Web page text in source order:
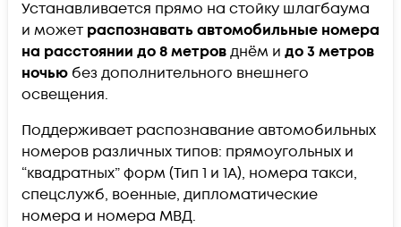
Устанавливается прямо на стойку шлагбаума
и может распознавать автомобильные номера
на расстоянии до 8 метровднём и до 3 метров
ночью без дополнительного внешнего
освещения.
Поддерживает распознавание автомобильных
номеров различных типов: прямоугольных и
“квадратных” форм (Тип 1 и 1А), номера такси,
спецслужб, военные, дипломатические
номера и номера МВД.